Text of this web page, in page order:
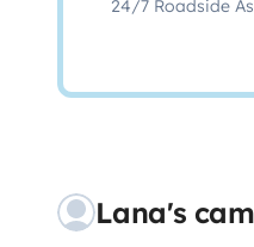
24/7 Roadside
Lana's